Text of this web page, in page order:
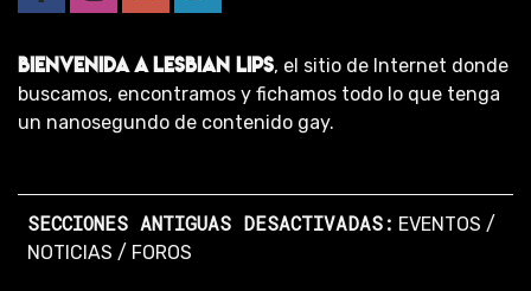
BIENVENIDA A LESBIAN LIPS, el sitio de Internet donde
buscamos, encontramos y fichamos todo lo que tenga
un nanosegundo de contenido gay.
SECCIONES ANTIGUAS DESACTIVADAS: EVENTOS /
NOTICIAS / FOROS